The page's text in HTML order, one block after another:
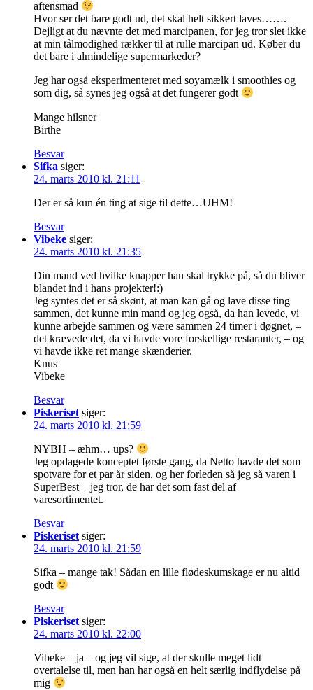
aftensmad
Hvor ser det bare godt ud, det skal helt sikkert laves…….
Dejligt at du nævnte det med marcipanen, for jeg tror slet ikke
at min tålmodighed rækker til at rulle marcipan ud. Køber du
det bare i almindelige supermarkeder?
Jeg har også eksperimenteret med soyamælk i smoothies og
som dig, så synes jeg også at det fungerer godt
Mange hilsner
Birthe
Besvar
Sifka siger:
24. marts 2010 kl. 21:11
Der er så kun én ting at sige til dette…UHM!
Besvar
Vibeke siger:
24. marts 2010 kl. 21:35
Din mand ved hvilke knapper han skal trykke på, så du bliver
blandet ind i hans projekter!:)
Jeg syntes det er så skønt, at man kan gå og lave disse ting
sammen, det kunne min mand og jeg også, da han levede, vi
kunne arbejde sammen og være sammen 24 timer i døgnet, –
det krævede det, da vi havde vore forskellige restaranter, – og
vi havde ikke ret mange skænderier.
Knus
Vibeke
Besvar
Piskeriset siger:
24. marts 2010 kl. 21:59
NYBH – æhm… ups?
Jeg opdagede konceptet første gang, da Netto havde det som
spotvare for et par år siden, og her forleden så jeg så varen i
SuperBest – jeg tror, de har det som fast del af
varesortimentet.
Besvar
Piskeriset siger:
24. marts 2010 kl. 21:59
Sifka – mange tak! Sådan en lille flødeskumskage er nu altid
godt
Besvar
Piskeriset siger:
24. marts 2010 kl. 22:00
Vibeke – ja – og jeg vil sige, at der skulle meget lidt
overtalelse til, men han har også en helt særlig indflydelse på
mig